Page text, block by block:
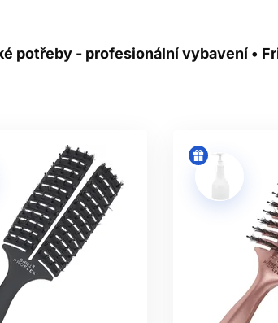
barvení. Objevte kvalitu, preciznost a
fólie ještě dnes a pozvedněte svou práci
potřeby - profesionální vybavení •